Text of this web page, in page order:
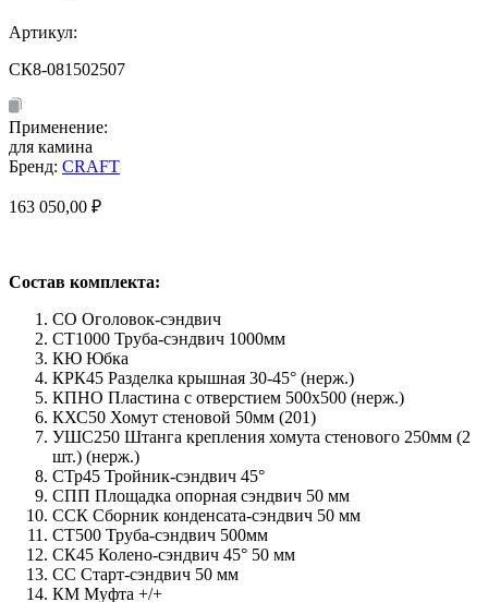
Артикул:
СК8-081502507
Применение:
для камина
Бренд: CRAFT
163 050,00 ₽
Состав комплекта:
СО Оголовок-сэндвич
СТ1000 Труба-сэндвич 1000мм
КЮ Юбка
КРК45 Разделка крышная 30-45° (нерж.)
КПНО Пластина с отверстием 500х500 (нерж.)
КХС50 Хомут стеновой 50мм (201)
УШС250 Штанга крепления хомута стенового 250мм (2
шт.) (нерж.)
СТр45 Тройник-сэндвич 45°
СПП Площадка опорная сэндвич 50 мм
ССК Сборник конденсата-сэндвич 50 мм
СТ500 Труба-сэндвич 500мм
СК45 Колено-сэндвич 45° 50 мм
СС Старт-сэндвич 50 мм
КМ Муфта +/+